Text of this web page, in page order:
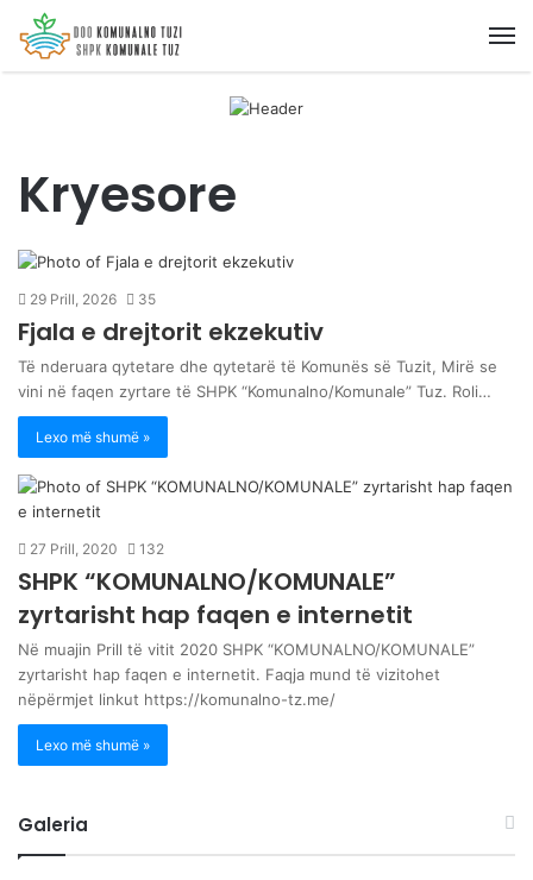
Kryesore
29 Prill, 2026 35
Fjala e drejtorit ekzekutiv
Të nderuara qytetare dhe qytetarë të Komunës së Tuzit, Mirë se
vini në faqen zyrtare të SHPK “Komunalno/Komunale” Tuz. Roli…
Lexo më shumë »
27 Prill, 2020 132
SHPK “KOMUNALNO/KOMUNALE”
zyrtarisht hap faqen e internetit
Në muajin Prill të vitit 2020 SHPK “KOMUNALNO/KOMUNALE”
zyrtarisht hap faqen e internetit. Faqja mund të vizitohet
nëpërmjet linkut https://komunalno-tz.me/
Lexo më shumë »
Galeria